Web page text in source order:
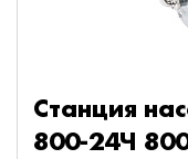
Станция
800-24Ч